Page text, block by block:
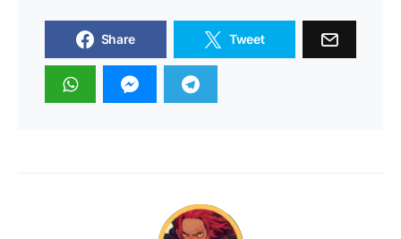
Share Tweet